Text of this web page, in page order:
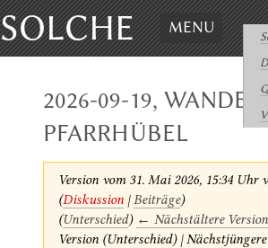
SOLCHE MENU
2026-09-19,
PFARRHÜBEL
Version vom 31. Mai 2026, 15:34 Uhr
(Diskussion|Beiträge)
(Unterschied) ← Nächstältere Version
Version (Unterschied) |